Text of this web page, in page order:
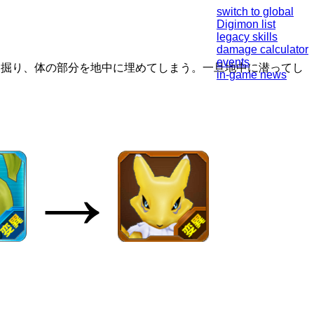
switch to global
Digimon list
legacy skills
damage calculator
events
in-game news
り、体の部分を地中に埋めてしまう。一旦地中に潜ってし
→